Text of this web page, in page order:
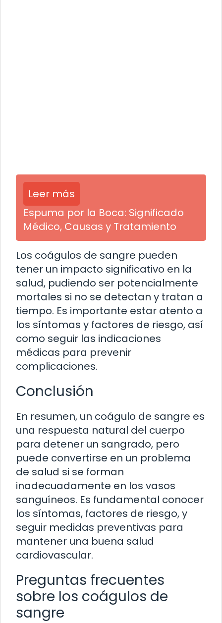
Leer más
Espuma por la Boca: Significado
Médico, Causas y Tratamiento
Los coágulos de sangre pueden
tener un impacto significativo en la
salud, pudiendo ser potencialmente
mortales si no se detectan y tratan a
tiempo. Es importante estar atento a
los síntomas y factores de riesgo, así
como seguir las indicaciones
médicas para prevenir
complicaciones.
Conclusión
En resumen, un coágulo de sangre es
una respuesta natural del cuerpo
para detener un sangrado, pero
puede convertirse en un problema
de salud si se forman
inadecuadamente en los vasos
sanguíneos. Es fundamental conocer
los síntomas, factores de riesgo, y
seguir medidas preventivas para
mantener una buena salud
cardiovascular.
Preguntas frecuentes
sobre los coágulos de
sangre